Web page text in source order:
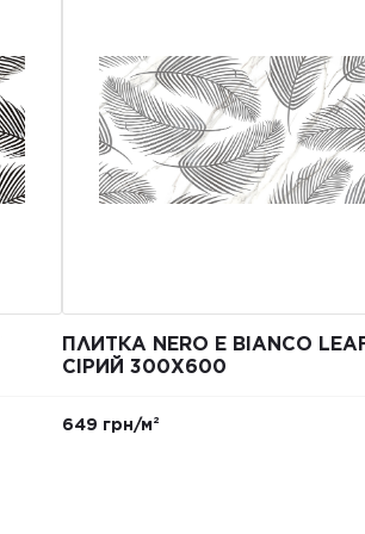
ПЛИТКА NERO E BIANCO
СІРИЙ 300X600
649 грн/м²